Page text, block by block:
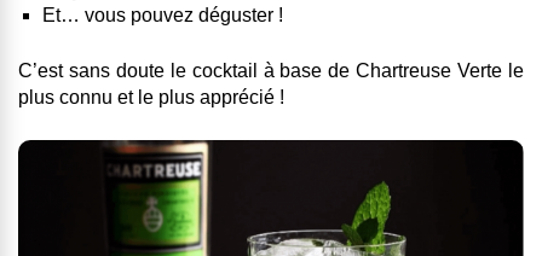
Et… vous pouvez déguster !
C’est sans doute le cocktail à base de Chartreuse Verte le
plus connu et le plus apprécié !